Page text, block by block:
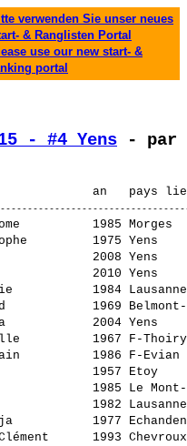
verwenden Sie unser neues
& Ranglisten Portal
use our new start- &
portal
- #4 Yens - par
1985
1975
Joris
2008
Loic
2010
Cathie
1984
David
1969
Nicola
2004
1967 F-
1986 F-
1957
1985 Le
1982
Katja
1977
Clément
1993